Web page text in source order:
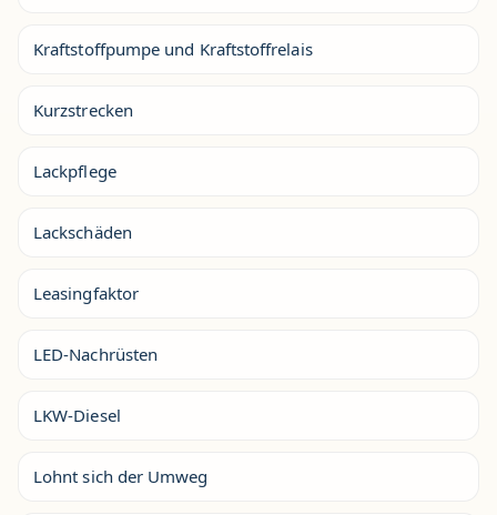
Kraftstoffpumpe und Kraftstoffrelais
Kurzstrecken
Lackpflege
Lackschäden
Leasingfaktor
LED-Nachrüsten
LKW-Diesel
Lohnt sich der Umweg